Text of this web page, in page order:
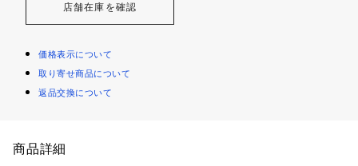
店舗在庫を確認
価格表示について
取り寄せ商品について
返品交換について
商品詳細